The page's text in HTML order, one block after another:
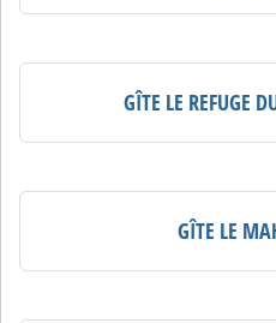
GÎTE LE REFUGE
GÎTE LE